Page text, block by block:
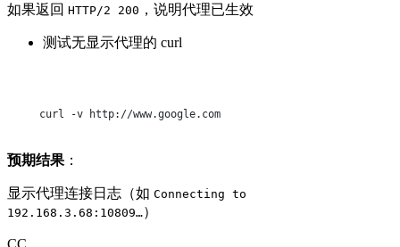
如果返回 HTTP/2 200 ，说明代理已生效
测试无显示代理的 curl
curl -v http://www.google.com
​预期结果​ ​：
显示代理连接日志（如 Connecting to
192.168.3.68:10809…）